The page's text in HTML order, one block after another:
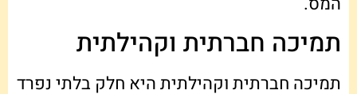
תמיכה חברתית וקהילתית
תמיכה חברתית וקהילתית היא חלק בלתי נפרד